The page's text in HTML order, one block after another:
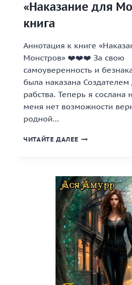
«Наказание для
книга
Аннотация к книге
Монстров» ‍❤️‍‍❤️‍‍❤️‍ За свою
самоуверенность и
была наказана
рабства. Теперь я сослана
меня нет возможности
родной…
ЧИТАЙТЕ ДАЛЕЕ «НАКАЗАНИЕ